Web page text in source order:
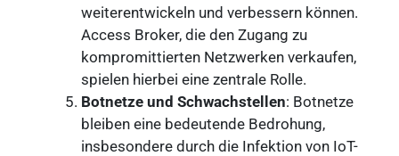
weiterentwickeln und verbessern können.
Access Broker, die den Zugang zu
kompromittierten Netzwerken verkaufen,
spielen hierbei eine zentrale Rolle.
Botnetze und Schwachstellen: Botnetze
bleiben eine bedeutende Bedrohung,
insbesondere durch die Infektion von IoT-